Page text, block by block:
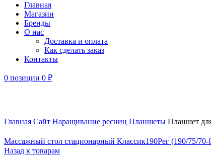
Главная
Магазин
Бренды
О нас
Доставка и оплата
Как сделать заказ
Контакты
0 позиции 0 ₽
Главная Сайт Наращивание ресниц Планшеты Планшет
Массажный стол стационарный Классик190Рег (190/75/
Назад к товарам